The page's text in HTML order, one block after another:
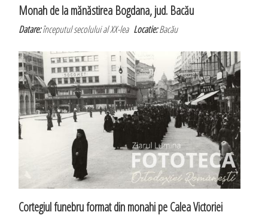
Monah de la mănăstirea Bogdana, jud. Bacău
Datare:începutul secolului al XX-leaLocatie:Bacău
Cortegiul funebru format din monahi pe Calea Victoriei